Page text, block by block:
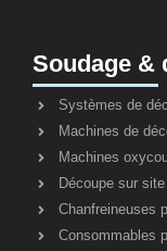
Soudage &
Systèmes de
Machines de
Machines
Découpe sur site
Chanfreineuses
Consommables